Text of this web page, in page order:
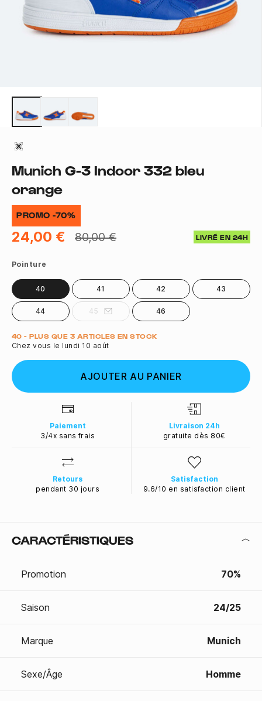
Munich G-3 Indoor 332 bleu
orange
PROMO -70%
24,00 € 80,00 € LIVRÉ EN 24H
Pointure
40 41 42 43
44 45 46
Quantité
40 - PLUS QUE 3 ARTICLES EN STOCK
Chez vous le lundi 10 août
AJOUTER AU PANIER
Paiement
3/4x sans frais
Livraison 24h
gratuite dès 80€
Retours
pendant 30 jours
Satisfaction
9.6/10 en satisfaction client
CARACTÉRISTIQUES
Promotion 70%
Saison 24/25
Marque Munich
Sexe/Âge Homme